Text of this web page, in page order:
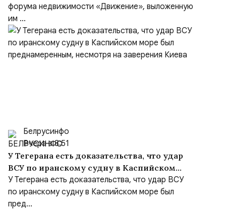
форума недвижимости «Движение», выложенную
им ...
Белрусинфо
Вчера в 8:51
У Тегерана есть доказательства, что удар
ВСУ по иранскому судну в Каспийском
море был преднамеренным, несмотря на
заверения Киева
У Тегерана есть доказательства, что удар ВСУ
по иранскому судну в Каспийском море был
пред...